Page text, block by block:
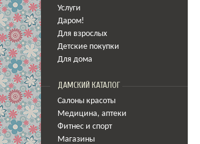
Услуги
Даром!
Для взрослых
Детские покупки
Для дома
ДАМСКИЙ КАТАЛОГ
Салоны красоты
Медицина, аптеки
Фитнес и спорт
Магазины